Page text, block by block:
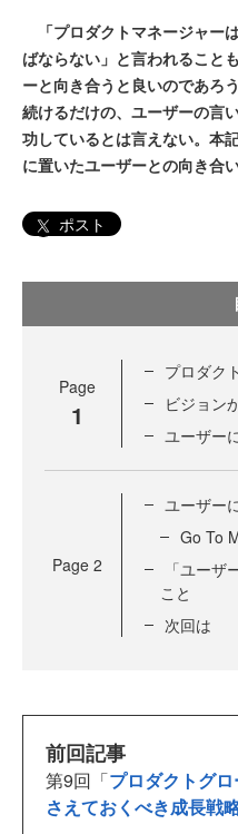
「プロダクトマネージャー
ばならない」と言われること
ーと向き合うと良いのであろ
続けるだけの、ユーザーの言
功しているとは言えない。本
に置いたユーザーとの向き合
ポスト
Page
1
プロダク
ビジョン
ユーザー
Page 2
ユーザー
Go To
「ユーザ
こと
次回は
前回記事
第9回「プロダクトグ
さえておくべき成長戦